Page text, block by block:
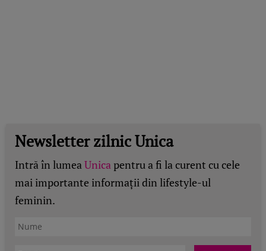
Newsletter zilnic Unica
Intră în lumeaUnicapentru a fi la curent cu cele
mai importante informații din lifestyle-ul
feminin.